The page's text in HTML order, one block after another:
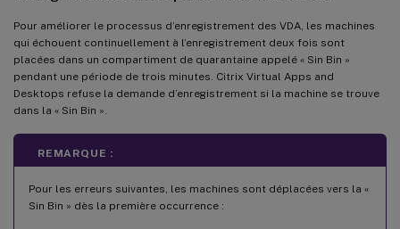
Pour améliorer le processus d’enregistrement des VDA, les machines
qui échouent continuellement à l’enregistrement deux fois sont
placées dans un compartiment de quarantaine appelé « Sin Bin »
pendant une période de trois minutes. Citrix Virtual Apps and
Desktops refuse la demande d’enregistrement si la machine se trouve
dans la « Sin Bin ».
REMARQUE :
Pour les erreurs suivantes, les machines sont déplacées vers la «
Sin Bin » dès la première occurrence :